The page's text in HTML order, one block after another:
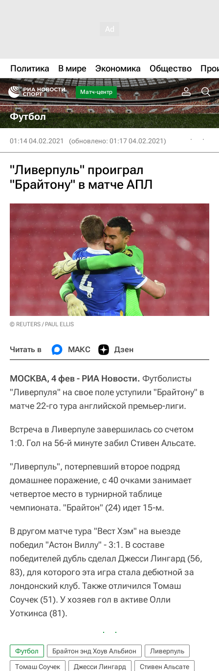
Политика В мире Экономика Общество
Матч-центр
Футбол
01:14 04.02.2021 (обновлено: 01:17 04.02.2021)
"Ливерпуль" проиграл
"Брайтону" в матче АПЛ
© REUTERS / PAUL ELLIS
Читать в МАКС Дзен
МОСКВА, 4 фев - РИА Новости. Футболисты
"Ливерпуля" на свое поле уступили "Брайтону" в
матче 22-го тура английской премьер-лиги.
Встреча в Ливерпуле завершилась со счетом
1:0. Гол на 56-й минуте забил Стивен Альсате.
"Ливерпуль", потерпевший второе подряд
домашнее поражение, с 40 очками занимает
четвертое место в турнирной таблице
чемпионата. "Брайтон" (24) идет 15-м.
В другом матче тура "Вест Хэм" на выезде
победил "Астон Виллу" - 3:1. В составе
победителей дубль сделал Джесси Лингард (56,
83), для которого эта игра стала дебютной за
лондонский клуб. Также отличился Томаш
Соучек (51). У хозяев гол в активе Олли
Уоткинса (81).
Футбол Брайтон энд Хоув Альбион
Ливерпуль
Томаш Соучек
Джесси Лингард Стивен Альсате